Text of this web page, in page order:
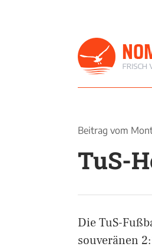
Beitrag vom
TuS-
Die TuS-
souveränen